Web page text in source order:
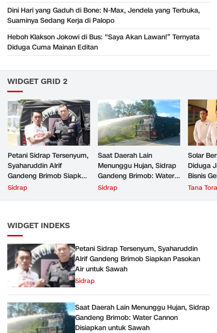
Dini Hari yang Gaduh di Bone: N-Max, Jendela yang Terbuka,
Suaminya Sedang Kerja di Palopo
Heboh Klakson Jokowi di Bus: “Saya Akan Lawan!” Ternyata
Diduga Cuma Mainan Editan
WIDGET GRID 2
Petani Sidrap Tersenyum,
Syaharuddin Alrif
Gandeng Brimob Siapkan
Pasokan Air untuk Sawah
Sidrap
Saat Daerah Lain
Menunggu Hujan, Sidrap
Gandeng Brimob: Water
Cannon Disiapkan untuk
Sidrap
Solar
Diduga
Bisnis
Tambah
Tana
WIDGET INDEKS
Petani Sidrap Tersenyum, Syaharuddin
Alrif Gandeng Brimob Siapkan Pasokan
Air untuk Sawah
Sidrap
Saat Daerah Lain Menunggu Hujan, Sidrap
Gandeng Brimob: Water Cannon
Disiapkan untuk Sawah